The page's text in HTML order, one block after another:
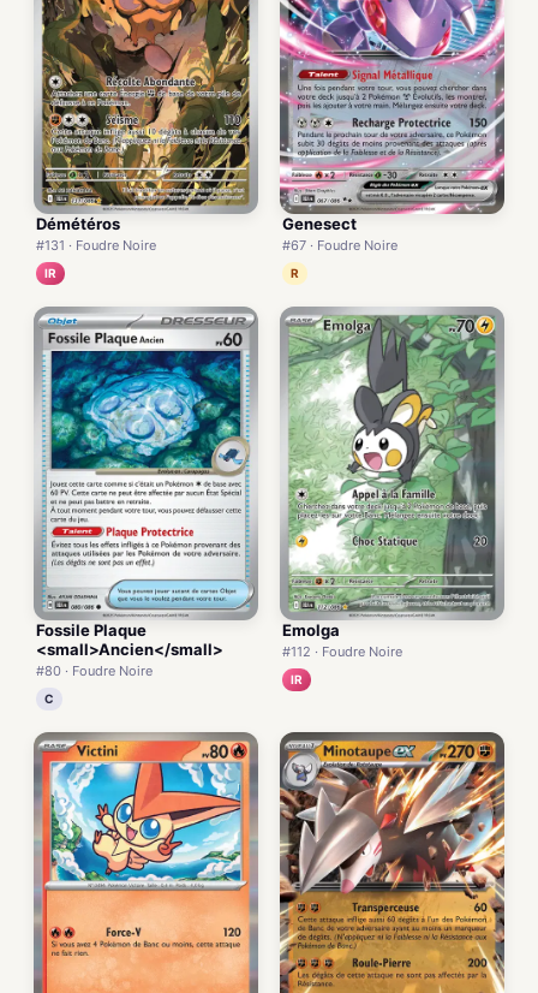
Démétéros
#131 · Foudre Noire
IR
Genesect
#67 · Foudre Noire
R
Fossile Plaque
<small>Ancien</small>
#80 · Foudre Noire
C
Emolga
#112 · Foudre Noire
IR